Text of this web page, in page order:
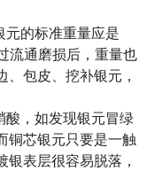
的标准重量应是
流通磨损后，重量也
包皮、挖补银元，
，如发现银元冒绿
铜芯银元只要是一触
表层很容易脱落，